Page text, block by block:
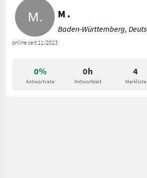
0%
Antwortrate
0h
Antwortzeit
4
Merkliste
online seit 11/2023
M .
Baden-Württemberg,